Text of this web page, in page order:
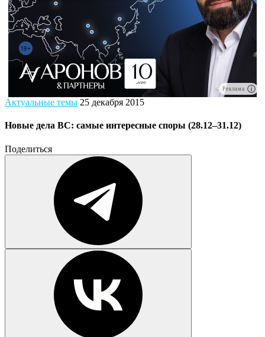
Реклама
Актуальные темы 25 декабря 2015
Новые дела ВС: самые интересные споры (28.12–31.12)
Поделиться